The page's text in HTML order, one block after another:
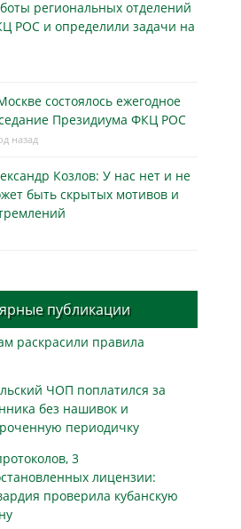
региональных отделений
РОС и определили задачи на
состоялось ежегодное
Президиума ФКЦ РОС
назад
Козлов: У нас нет и не
быть скрытых мотивов и
публикации
раскрасили правила
ЧОП поплатился за
без нашивок и
периодичку
3
лицензии:
проверила кубанскую